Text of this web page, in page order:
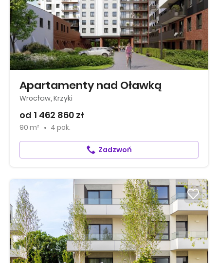
Apartamenty nad Oławką
Wrocław, Krzyki
od 1 462 860 zł
90 m² 4 pok.
Zadzwoń